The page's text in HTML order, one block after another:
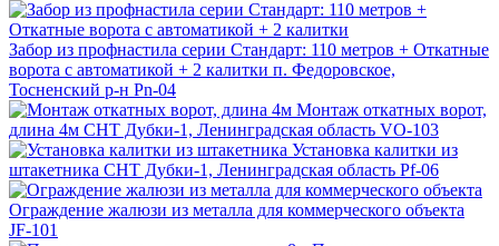
Забор из профнастила серии Стандарт: 110 метров + Откатные
ворота с автоматикой + 2 калитки п. Федоровское,
Тосненский р-н Pn-04
Монтаж откатных ворот,
длина 4м СНТ Дубки-1, Ленинградская область VO-103
Установка калитки из
штакетника СНТ Дубки-1, Ленинградская область Pf-06
Ограждение жалюзи из металла для коммерческого объекта
JF-101